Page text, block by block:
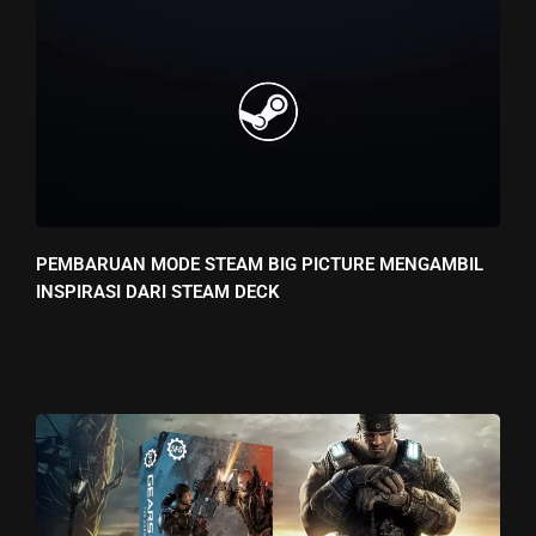
PEMBARUAN MODE STEAM BIG PICTURE MENGAMBIL
INSPIRASI DARI STEAM DECK